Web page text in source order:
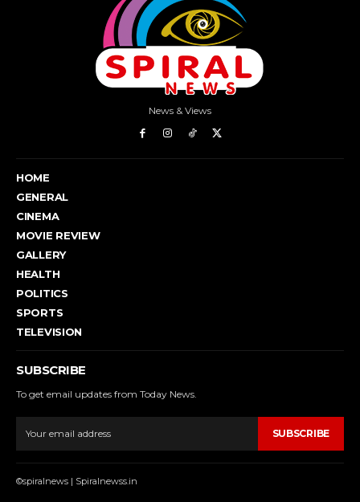
News & Views
HOME
GENERAL
CINEMA
MOVIE REVIEW
GALLERY
HEALTH
POLITICS
SPORTS
TELEVISION
SUBSCRIBE
To get email updates from Today News.
SUBSCRIBE
©spiralnews | Spiralnewss.in